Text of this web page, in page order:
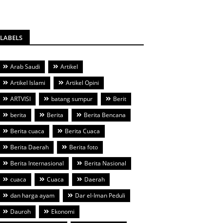
LABELS
Arab Saudi
Artikel
Artikel Islami
Artikel Opini
ARTVISI
batang sumpur
Berit
berita
Berita
Berita Bencana
Berita cuaca
Berita Cuaca
Berita Daerah
Berita foto
Berita Internasional
Berita Nasional
cuaca
Cuaca
Daerah
dan harga ayam
Dar el-Iman Peduli
Dauroh
Ekonomi